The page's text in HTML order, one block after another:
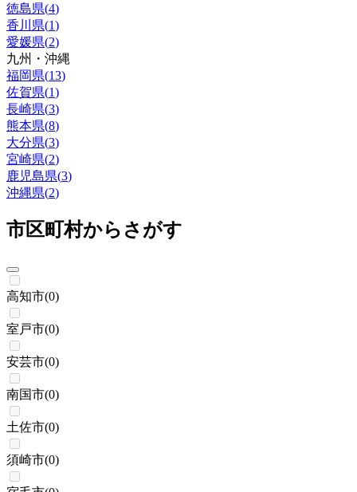
徳島県(4)
香川県(1)
愛媛県(2)
九州・沖縄
福岡県(13)
佐賀県(1)
長崎県(3)
熊本県(8)
大分県(3)
宮崎県(2)
鹿児島県(3)
沖縄県(2)
市区町村からさがす
高知市(0)
室戸市(0)
安芸市(0)
南国市(0)
土佐市(0)
須崎市(0)